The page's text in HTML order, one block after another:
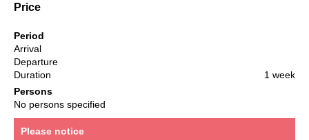
Price
Period
Arrival
Departure
Duration
1 week
Persons
No persons specified
Please notice